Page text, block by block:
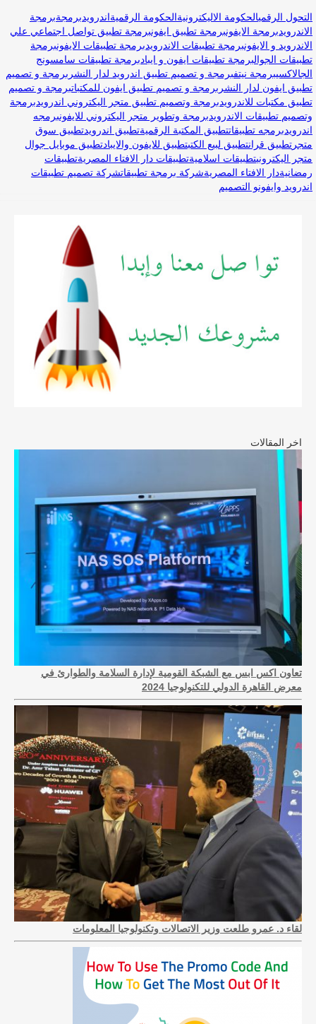
التحول الرقميالحكومة الاليكترونيةالحكومة الرقميةاندرويدبرمجةبرمجة
الاندرويدبرمجة الايفونبرمجة تطبيق ايفونبرمجة تطبيق تواصل اجتماعي علي
الاندرويد و الايفونبرمجة تطبيقات الاندرويدبرمجة تطبيقات الايفونبرمجة
تطبيقات الجوالبرمجة تطبيقات ايفون و ايبادبرمجة تطبيقات سامسونج
الجالاكسيبرمجة نيتفبرمجة و تصميم تطبيق اندرويد لدار النشر برمجة و تصميم
تطبيق ايفون لدار النشر برمجة و تصميم تطبيق ايفون للمكتباتبرمجة و تصميم
تطبيق مكتبات للاندرويدبرمجة وتصميم تطبيق متجر اليكتروني اندرويدبرمجة
وتصميم تطبيقات الاندرويدبرمجة وتطوير متجر اليكتروني للايفونبرمجه
اندرويدبرمجه تطبيقاتتطبيق المكتبة الرقميةتطبيق اندرويدتطبيق سوق
متجر تطبيق قرانتطبيق لبيع الكتبتطبيق للايفون والايبادتطبيق موبايل جوال
متجر اليكترونيتطبيقات اسلاميةتطبيقات دار الافتاء المصريةتطبيقات
رمضانيةدار الافتاء المصريةشركة برمجة تطبيقاتشركة تصميم تطبيقات
اندرويد وايفونو التصميم
اخر المقالات
تعاون اكس ابس مع الشبكة القومية لإدارة السلامة والطوارئ في
معرض القاهرة الدولي للتكنولوجيا 2024
لقاء د. عمرو طلعت وزير الاتصالات وتكنولوجيا المعلومات